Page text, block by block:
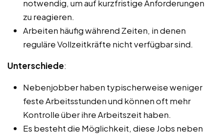
notwendig, um auf kurzfristige Anforderungen
zu reagieren.
Arbeiten häufig während Zeiten, in denen
reguläre Vollzeitkräfte nicht verfügbar sind.
Unterschiede:
Nebenjobber haben typischerweise weniger
feste Arbeitsstunden und können oft mehr
Kontrolle über ihre Arbeitszeit haben.
Es besteht die Möglichkeit, diese Jobs neben